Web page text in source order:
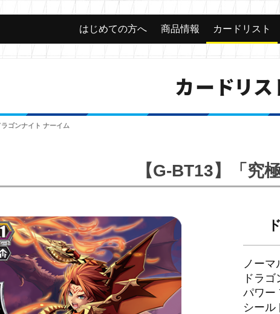
はじめての方へ 商品情報 カードリスト
カードリス
ラゴンナイト ナーイム
【G-BT13】「究
ノーマ
ドラ
パワー
シール